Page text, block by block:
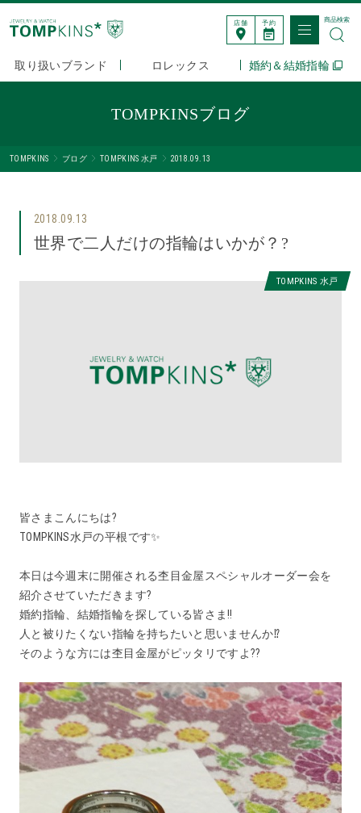
店舗 予約
取り扱いブランド ロレックス 婚約＆結婚指輪
商品検索
TOMPKINSブログ
TOMPKINS ブログ TOMPKINS 水戸 2018.09.13
2018.09.13
世界で二人だけの指輪はいかが？?
TOMPKINS 水戸
皆さまこんにちは?
TOMPKINS水戸の平根です✨
本日は今週末に開催される杢目金屋スペシャルオーダー会を
紹介させていただきます?
婚約指輪、結婚指輪を探している皆さま‼️
人と被りたくない指輪を持ちたいと思いませんか⁉️
そのような方には杢目金屋がピッタリですよ??